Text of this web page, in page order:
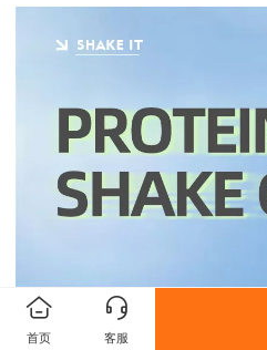
首页 客服